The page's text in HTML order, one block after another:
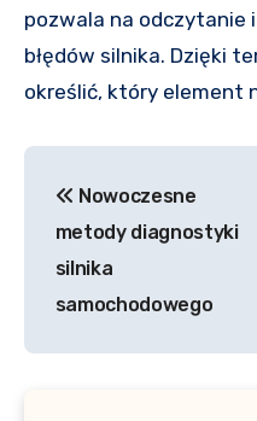
pozwala na odczytanie
błędów silnika. Dzięki
określić, który element
wpisu
Nowoczesne
metody diagnostyki
silnika
samochodowego